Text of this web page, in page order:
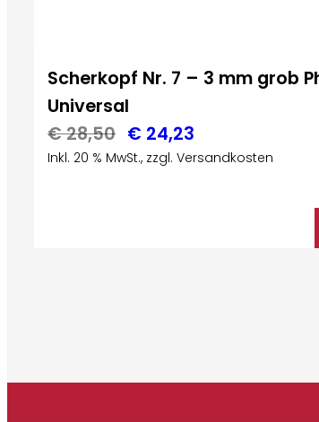
Scherkopf Nr. 7 – 3 mm grob
Universal
€28,50 Ursprünglicher
Preis
€ 24,23Aktueller
Preis
Inkl. 20 % MwSt., zzgl. Versandkosten